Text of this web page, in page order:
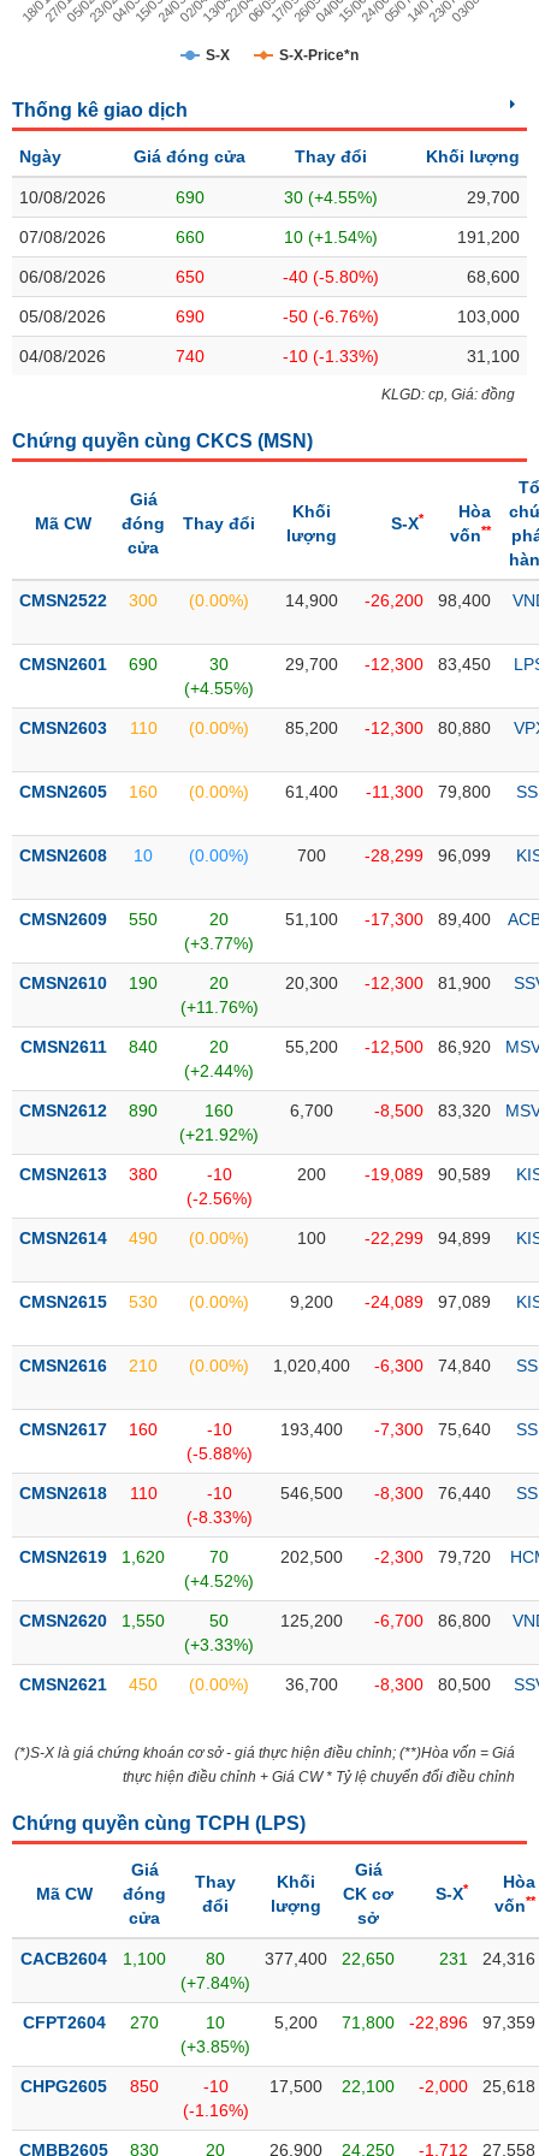
phiếu
Quy
mô
thị
trường
Niêm
yết
Niêm
yết
Niêm
yết
yết
dõi
biệt
được
ký
Danh
ETF
phiếu
tiết
quan
dịch
chính
tích
thuật
sơ
doanh
Tin
sự
Tài
Tâm
trường
S-X S-X-Price*n
Thống kê giao dịch
Ngày Giá đóng cửa Thay đổi Khối lượng
10/08/2026 690 30 (+4.55%) 29,700
07/08/2026 660 10 (+1.54%) 191,200
06/08/2026 650 -40 (-5.80%) 68,600
05/08/2026 690 -50 (-6.76%) 103,000
04/08/2026 740 -10 (-1.33%) 31,100
KLGD: cp, Giá: đồng
Chứng quyền cùng CKCS (MSN)
Mã CW
Giá
đóng
cửa
Thay đổi
Khối
lượng
S-X*
Hòa
vốn**
Tổ
CMSN2522 300 (0.00%) 14,900 -26,200 98,400
CMSN2601 690
30
(+4.55%)
29,700 -12,300 83,450
CMSN2603 110 (0.00%) 85,200 -12,300 80,880
CMSN2605 160 (0.00%) 61,400 -11,300 79,800
CMSN2608 10 (0.00%) 700 -28,299 96,099
CMSN2609 550
20
(+3.77%)
51,100 -17,300 89,400
CMSN2610 190
20
(+11.76%)
20,300 -12,300 81,900
CMSN2611 840
20
(+2.44%)
55,200 -12,500 86,920
CMSN2612 890
160
(+21.92%)
6,700 -8,500 83,320
CMSN2613 380
-10
(-2.56%)
200 -19,089 90,589
CMSN2614 490 (0.00%) 100 -22,299 94,899
CMSN2615 530 (0.00%) 9,200 -24,089 97,089
CMSN2616 210 (0.00%) 1,020,400 -6,300 74,840
CMSN2617 160
-10
(-5.88%)
193,400 -7,300 75,640
CMSN2618 110
-10
(-8.33%)
546,500 -8,300 76,440
CMSN2619 1,620
70
(+4.52%)
202,500 -2,300 79,720
CMSN2620 1,550
50
(+3.33%)
125,200 -6,700 86,800
CMSN2621 450 (0.00%) 36,700 -8,300 80,500
(*)S-X là giá chứng khoán cơ sở - giá thực hiện điều chỉnh; (**)Hòa vốn = Giá
thực hiện điều chỉnh + Giá CW * Tỷ lệ chuyển đổi điều chỉnh
Chứng quyền cùng TCPH (LPS)
Mã CW
Giá
đóng
cửa
Thay
đổi
Khối
lượng
Giá
CK cơ
sở
S-X*
Hòa
vốn**
CACB2604 1,100
80
(+7.84%)
377,400 22,650 231 24,316
CFPT2604 270
10
(+3.85%)
5,200 71,800 -22,896 97,359
CHPG2605 850
-10
(-1.16%)
17,500 22,100 -2,000 25,618
CMBB2605 830 20 26,900 24,250 -1,712 27,558
DOANH
CỔ
PHIẾU
SINH
TRÁI
CÔNG
CỤ
TƯ
DỮ
LIỆU
MỚI
Ngành
(-)
VS-
SECTOR
VẬT
CÔNG
DÙNG
KHÔNG
YẾU
TIÊU
DÙNG
YẾU
CHĂM